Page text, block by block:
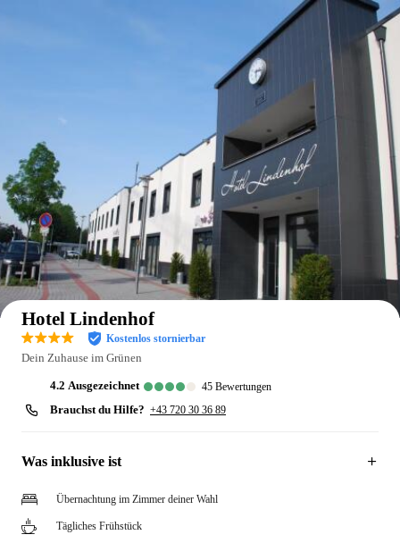
Auf der Karte anzeigen
Hotel Lindenhof
Kostenlos stornierbar
Dein Zuhause im Grünen
4.2 ausgezeichnet 45 Bewertungen
Brauchst du Hilfe? +43 720 30 36 89
Was inklusive ist
Übernachtung im Zimmer deiner Wahl
Tägliches Frühstück